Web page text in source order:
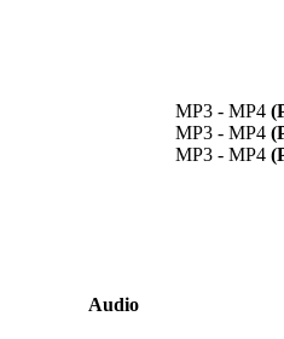
Audio
MP3 - MP4
MP3 - MP4
MP3 - MP4